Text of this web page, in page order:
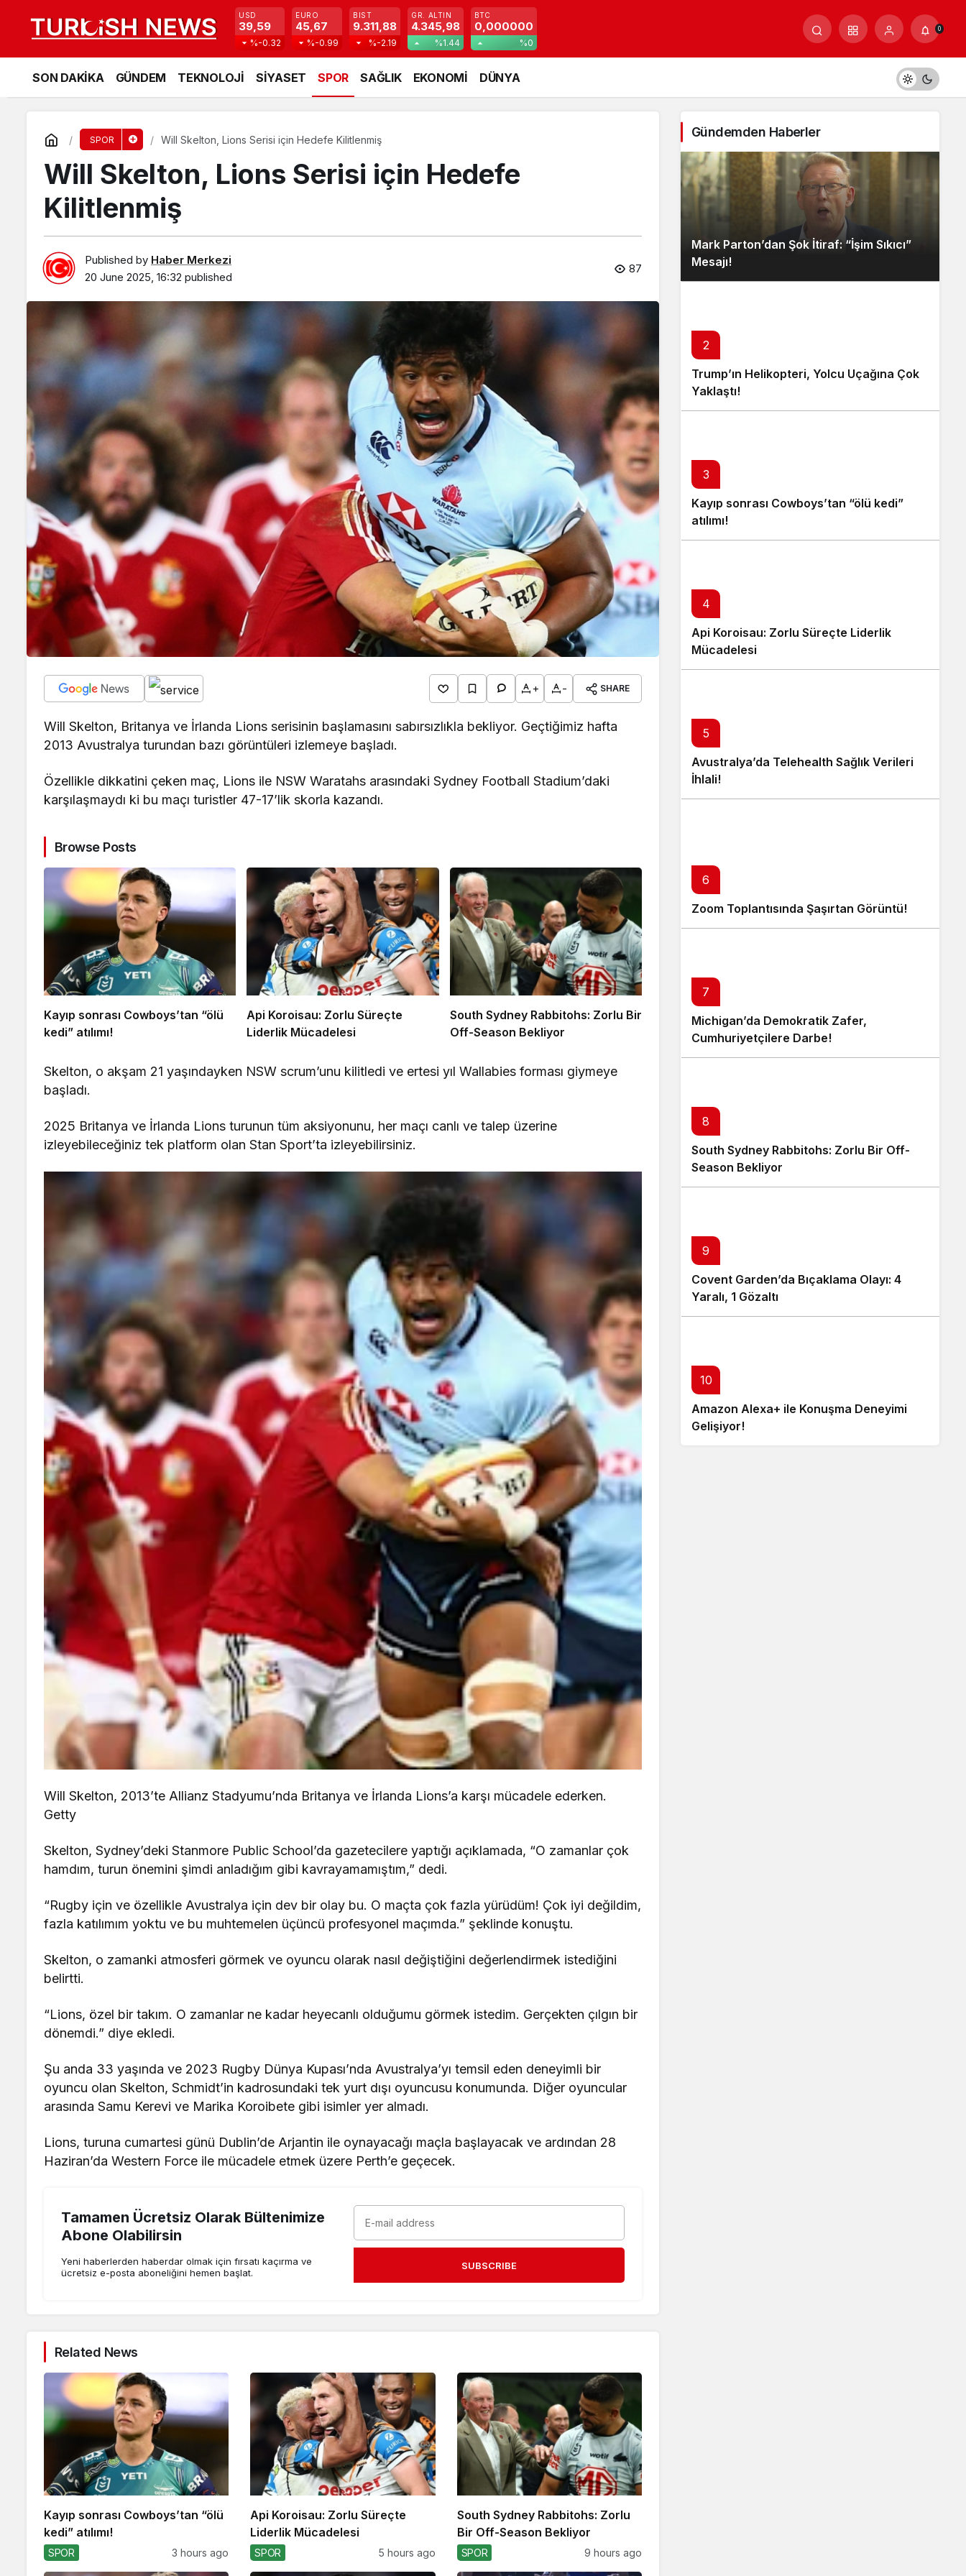
USD
39,59
%-0.32
EURO
45,67
%-0.99
BIST
9.311,88
%-2.19
GR. ALTIN
4.345,98
%1.44
BTC
0,000000
%0
0
SON DAKİKA GÜNDEM TEKNOLOJİ SİYASET SPOR SAĞLIK EKONOMİ DÜNYA
SPOR Will Skelton, Lions Serisi için Hedefe Kilitlenmiş
Will Skelton, Lions Serisi için Hedefe
Kilitlenmiş
Published by Haber Merkezi
20 June 2025, 16:32 published
87
+ - SHARE
Will Skelton, Britanya ve İrlanda Lions serisinin başlamasını sabırsızlıkla bekliyor. Geçtiğimiz hafta
2013 Avustralya turundan bazı görüntüleri izlemeye başladı.
Özellikle dikkatini çeken maç, Lions ile NSW Waratahs arasındaki Sydney Football Stadium’daki
karşılaşmaydı ki bu maçı turistler 47-17’lik skorla kazandı.
Browse Posts
Kayıp sonrası Cowboys’tan “ölü
kedi” atılımı!
Api Koroisau: Zorlu Süreçte
Liderlik Mücadelesi
South Sydney Rabbitohs: Zorlu Bir
Off-Season Bekliyor
Skelton, o akşam 21 yaşındayken NSW scrum’unu kilitledi ve ertesi yıl Wallabies forması giymeye
başladı.
2025 Britanya ve İrlanda Lions turunun tüm aksiyonunu, her maçı canlı ve talep üzerine
izleyebileceğiniz tek platform olan Stan Sport’ta izleyebilirsiniz.
Will Skelton, 2013’te Allianz Stadyumu’nda Britanya ve İrlanda Lions’a karşı mücadele ederken.
Getty
Skelton, Sydney’deki Stanmore Public School’da gazetecilere yaptığı açıklamada, “O zamanlar çok
hamdım, turun önemini şimdi anladığım gibi kavrayamamıştım,” dedi.
“Rugby için ve özellikle Avustralya için dev bir olay bu. O maçta çok fazla yürüdüm! Çok iyi değildim,
fazla katılımım yoktu ve bu muhtemelen üçüncü profesyonel maçımda.” şeklinde konuştu.
Skelton, o zamanki atmosferi görmek ve oyuncu olarak nasıl değiştiğini değerlendirmek istediğini
belirtti.
“Lions, özel bir takım. O zamanlar ne kadar heyecanlı olduğumu görmek istedim. Gerçekten çılgın bir
dönemdi.” diye ekledi.
Şu anda 33 yaşında ve 2023 Rugby Dünya Kupası’nda Avustralya’yı temsil eden deneyimli bir
oyuncu olan Skelton, Schmidt’in kadrosundaki tek yurt dışı oyuncusu konumunda. Diğer oyuncular
arasında Samu Kerevi ve Marika Koroibete gibi isimler yer almadı.
Lions, turuna cumartesi günü Dublin’de Arjantin ile oynayacağı maçla başlayacak ve ardından 28
Haziran’da Western Force ile mücadele etmek üzere Perth’e geçecek.
Tamamen Ücretsiz Olarak Bültenimize
Abone Olabilirsin
Yeni haberlerden haberdar olmak için fırsatı kaçırma ve
ücretsiz e-posta aboneliğini hemen başlat.
SUBSCRIBE
Related News
Kayıp sonrası Cowboys’tan “ölü
kedi” atılımı!
SPOR 3 hours ago
Api Koroisau: Zorlu Süreçte
Liderlik Mücadelesi
SPOR 5 hours ago
South Sydney Rabbitohs: Zorlu
Bir Off-Season Bekliyor
SPOR 9 hours ago
Gündemden Haberler
Mark Parton’dan Şok İtiraf: “İşim Sıkıcı”
Mesajı!
2
Trump’ın Helikopteri, Yolcu Uçağına Çok
Yaklaştı!
3
Kayıp sonrası Cowboys’tan “ölü kedi”
atılımı!
4
Api Koroisau: Zorlu Süreçte Liderlik
Mücadelesi
5
Avustralya’da Telehealth Sağlık Verileri
İhlali!
6
Zoom Toplantısında Şaşırtan Görüntü!
7
Michigan’da Demokratik Zafer,
Cumhuriyetçilere Darbe!
8
South Sydney Rabbitohs: Zorlu Bir Off-
Season Bekliyor
9
Covent Garden’da Bıçaklama Olayı: 4
Yaralı, 1 Gözaltı
10
Amazon Alexa+ ile Konuşma Deneyimi
Gelişiyor!